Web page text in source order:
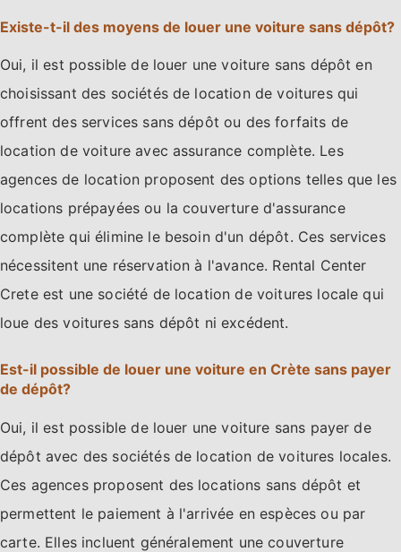
Existe-t-il des moyens de louer une voiture sans dépôt?
Oui, il est possible de louer une voiture sans dépôt en
choisissant des sociétés de location de voitures qui
offrent des services sans dépôt ou des forfaits de
location de voiture avec assurance complète. Les
agences de location proposent des options telles que les
locations prépayées ou la couverture d'assurance
complète qui élimine le besoin d'un dépôt. Ces services
nécessitent une réservation à l'avance. Rental Center
Crete est une société de location de voitures locale qui
loue des voitures sans dépôt ni excédent.
Est-il possible de louer une voiture en Crète sans payer
de dépôt?
Oui, il est possible de louer une voiture sans payer de
dépôt avec des sociétés de location de voitures locales.
Ces agences proposent des locations sans dépôt et
permettent le paiement à l'arrivée en espèces ou par
carte. Elles incluent généralement une couverture